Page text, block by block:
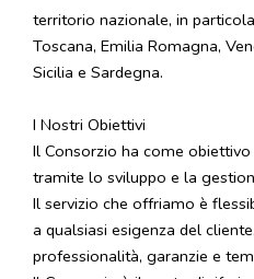
territorio nazionale, in
Toscana, Emilia Romagna,
Sicilia e Sardegna.
I Nostri Obiettivi
Il Consorzio ha come
tramite lo sviluppo e la
Il servizio che offriamo è
a qualsiasi esigenza del
professionalità, garanzie e